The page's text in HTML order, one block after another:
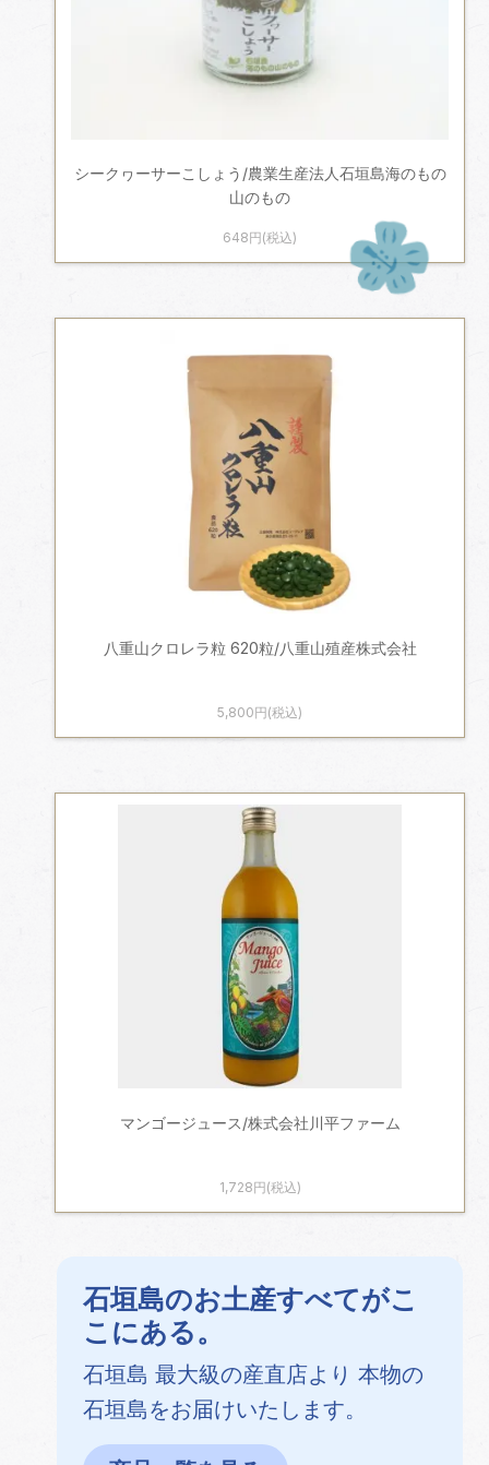
シークヮーサーこしょう/農業生産法人石垣島海のもの
山のもの
648円(税込)
八重山クロレラ粒 620粒/八重山殖産株式会社
5,800円(税込)
マンゴージュース/株式会社川平ファーム
1,728円(税込)
石垣島のお土産すべてがこ
こにある。
石垣島 最大級の産直店より 本物の
石垣島をお届けいたします。